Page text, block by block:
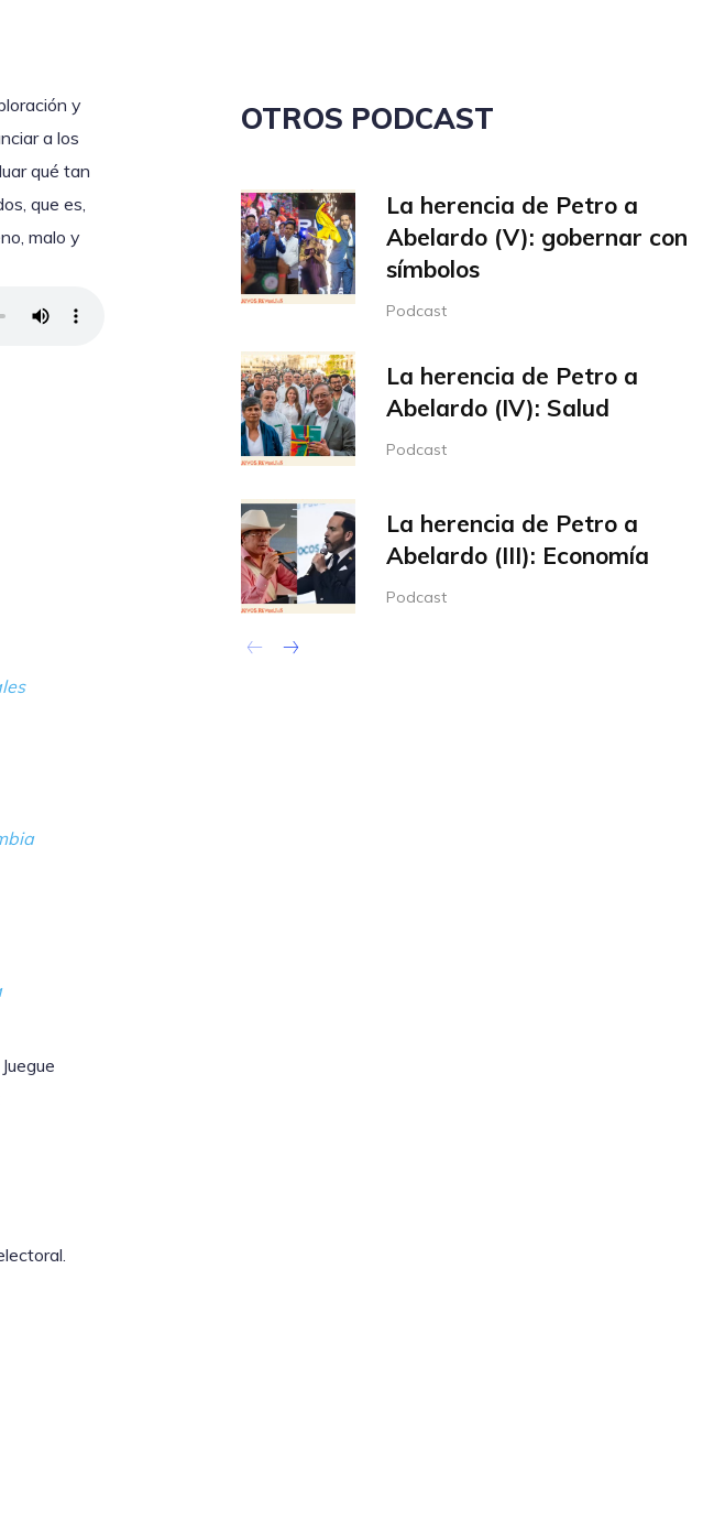
y
a los
qué tan
que es,
malo y
Juegue
OTROS PODCAST
La herencia de Petro a
Abelardo (V): gobernar con
símbolos
Podcast
La herencia de Petro a
Abelardo (IV): Salud
Podcast
La herencia de Petro a
Abelardo (III): Economía
Podcast